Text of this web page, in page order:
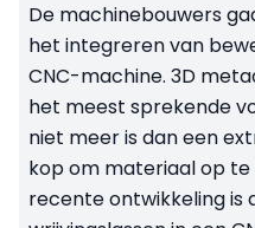
De machinebouwers
het integreren van
CNC-machine. 3D
het meest sprekende
niet meer is dan een
kop om materiaal op te
recente ontwikkeling is